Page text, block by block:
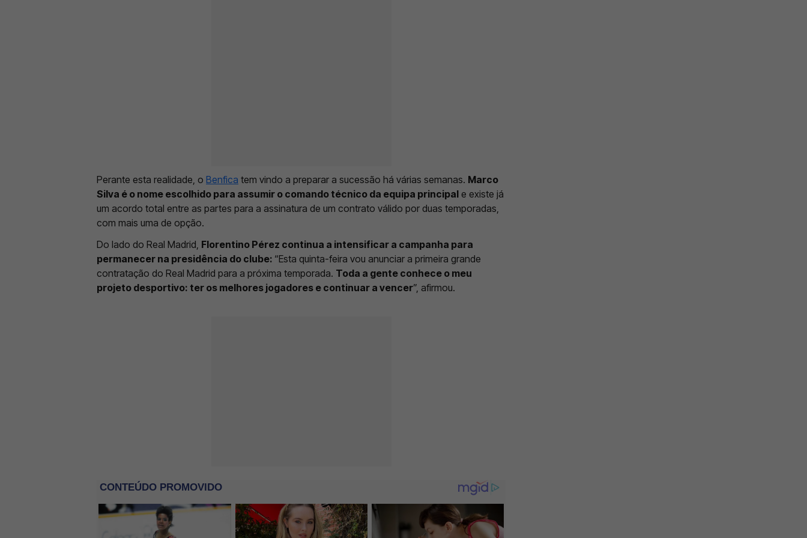
Perante esta realidade, o Benfica tem vindo a preparar a sucessão há várias semanas. Marco
Silva é o nome escolhido para assumir o comando técnico da equipa principal e existe já
um acordo total entre as partes para a assinatura de um contrato válido por duas temporadas,
com mais uma de opção.
Do lado do Real Madrid, Florentino Pérez continua a intensificar a campanha para
permanecer na presidência do clube: “Esta quinta-feira vou anunciar a primeira grande
contratação do Real Madrid para a próxima temporada. Toda a gente conhece o meu
projeto desportivo: ter os melhores jogadores e continuar a vencer”, afirmou.